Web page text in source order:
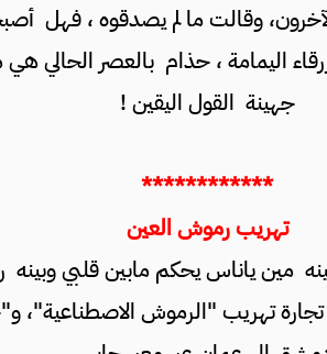
وقالت ما لم يصدقوه ، فهل
اليمامة ، حذام بالعصر الحالي
جهينة القول اليقين !
************
تهريب رموش العين
مين ياناس يحكم مابين قلبي وبينه
تهريب "الرموش